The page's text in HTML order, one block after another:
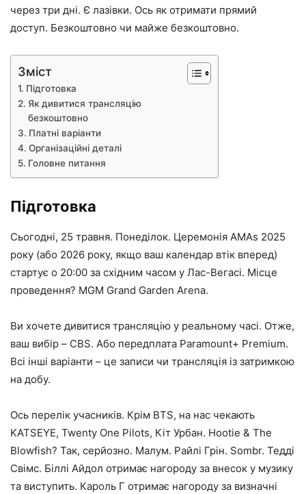
через три дні. Є лазівки. Ось як отримати прямий
доступ. Безкоштовно чи майже безкоштовно.
Зміст
Підготовка
Як дивитися трансляцію
безкоштовно
Платні варіанти
Організаційні деталі
Головне питання
Підготовка
Сьогодні, 25 травня. Понеділок. Церемонія AMAs 2025
року (або 2026 року, якщо ваш календар втік вперед)
стартує о 20:00 за східним часом у Лас-Вегасі. Місце
проведення? MGM Grand Garden Arena.
Ви хочете дивитися трансляцію у реальному часі. Отже,
ваш вибір – CBS. Або передплата Paramount+ Premium.
Всі інші варіанти – це записи чи трансляція із затримкою
на добу.
Ось перелік учасників. Крім BTS, на нас чекають
KATSEYE, Twenty One Pilots, Кіт Урбан. Hootie & The
Blowfish? Так, серйозно. Малум. Райлі Грін. Sombr. Тедді
Свімс. Біллі Айдол отримає нагороду за внесок у музику
та виступить. Кароль Г отримає нагороду за визначні